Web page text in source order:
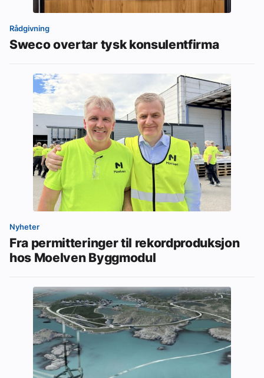
Rådgivning
Sweco overtar tysk konsulentfirma
Nyheter
Fra permitteringer til rekordproduksjon
hos Moelven Byggmodul